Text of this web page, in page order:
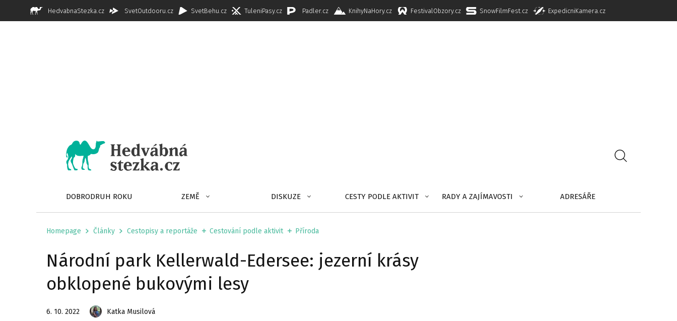
HedvabnaStezka.cz SvetOutdooru.cz SvetBehu.cz TuleniPasy.cz Padler.cz KnihyNaHory.cz FestivalObzory.cz SnowFilmFest.cz ExpedicniKamera.cz
DOBRODRUH ROKU ZEMĚ DISKUZE CESTY PODLE AKTIVIT RADY A ZAJÍMAVOSTI ADRESÁŘE
Homepage Články Cestopisy a reportáže Cestování podle aktivit Příroda
Národní park Kellerwald-Edersee: jezerní krásy
obklopené bukovými lesy
6. 10. 2022 Katka Musilová